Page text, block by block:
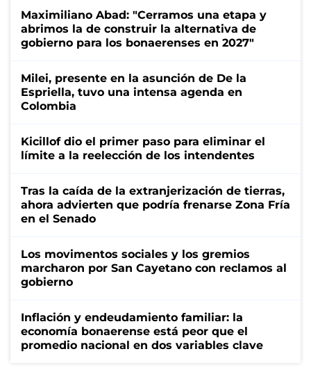
Maximiliano Abad: "Cerramos una etapa y
abrimos la de construir la alternativa de
gobierno para los bonaerenses en 2027"
Milei, presente en la asunción de De la
Espriella, tuvo una intensa agenda en
Colombia
Kicillof dio el primer paso para eliminar el
límite a la reelección de los intendentes
Tras la caída de la extranjerización de tierras,
ahora advierten que podría frenarse Zona Fría
en el Senado
Los movimentos sociales y los gremios
marcharon por San Cayetano con reclamos al
gobierno
Inflación y endeudamiento familiar: la
economía bonaerense está peor que el
promedio nacional en dos variables clave